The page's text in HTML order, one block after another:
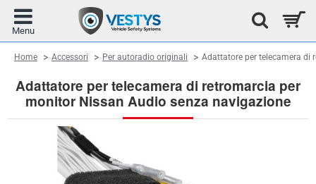
Adattatore per telecamera di retromarcia per
monitor Nissan Audio senza navigazione
HomehomeAccessori Per autoradio originali Adattatore per telecamera di